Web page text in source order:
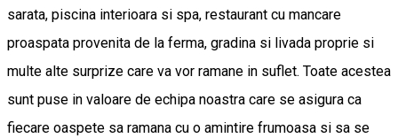
sarata, piscina interioara si spa, restaurant cu mancare
proaspata provenita de la ferma, gradina si livada proprie si
multe alte surprize care va vor ramane in suflet. Toate acestea
sunt puse in valoare de echipa noastra care se asigura ca
fiecare oaspete sa ramana cu o amintire frumoasa si sa se